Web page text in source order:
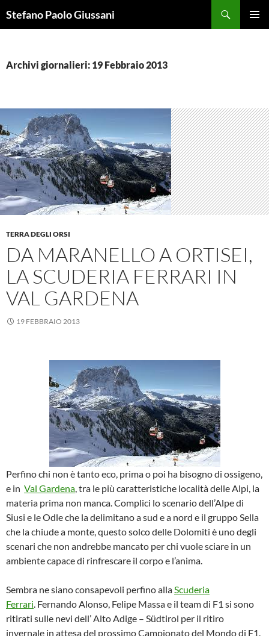
alStefano Paolo Giussani
Archivi giornalieri: 19 Febbraio 2013
TERRA DEGLI ORSI
DA MARANELLO A ORTISEI,
LA SCUDERIA FERRARI IN
VAL GARDENA
19 FEBBRAIO 2013
Perfino chi non è tanto eco, prima o poi ha bisogno di ossigeno,
e in Val Gardena, tra le più caratteristiche località delle Alpi, la
materia prima non manca. Complici lo scenario dell’Alpe di
Siusi e le Odle che la delimitano a sud e a nord e il gruppo Sella
che la chiude a monte, questo solco delle Dolomiti è uno degli
scenari che non andrebbe mancato per chi vuole sciare in un
ambiente capace di rinfrescare il corpo e l’anima.
Sembra ne siano consapevoli perfino allaScuderia
Ferrari. Fernando Alonso, Felipe Massa e il team di F1 si sono
ritirati sulle nevi dell’ Alto Adige – Südtirol per il ritiro
invernale in attesa del prossimo Campionato del Mondo di F1.